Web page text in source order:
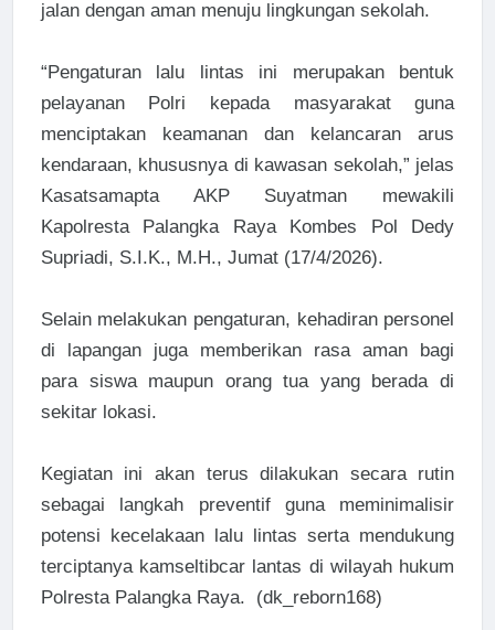
jalan dengan aman menuju lingkungan sekolah.
“Pengaturan lalu lintas ini merupakan bentuk
pelayanan Polri kepada masyarakat guna
menciptakan keamanan dan kelancaran arus
kendaraan, khususnya di kawasan sekolah,” jelas
Kasatsamapta AKP Suyatman mewakili
Kapolresta Palangka Raya Kombes Pol Dedy
Supriadi, S.I.K., M.H., Jumat (17/4/2026).
Selain melakukan pengaturan, kehadiran personel
di lapangan juga memberikan rasa aman bagi
para siswa maupun orang tua yang berada di
sekitar lokasi.
Kegiatan ini akan terus dilakukan secara rutin
sebagai langkah preventif guna meminimalisir
potensi kecelakaan lalu lintas serta mendukung
terciptanya kamseltibcar lantas di wilayah hukum
Polresta Palangka Raya. (dk_reborn168)